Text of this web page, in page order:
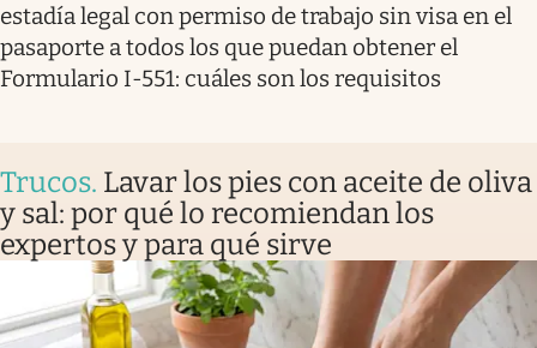
estadía legal con permiso de trabajo sin visa en el
pasaporte a todos los que puedan obtener el
Formulario I-551: cuáles son los requisitos
Trucos. Lavar los pies con aceite de oliva
y sal: por qué lo recomiendan los
expertos y para qué sirve